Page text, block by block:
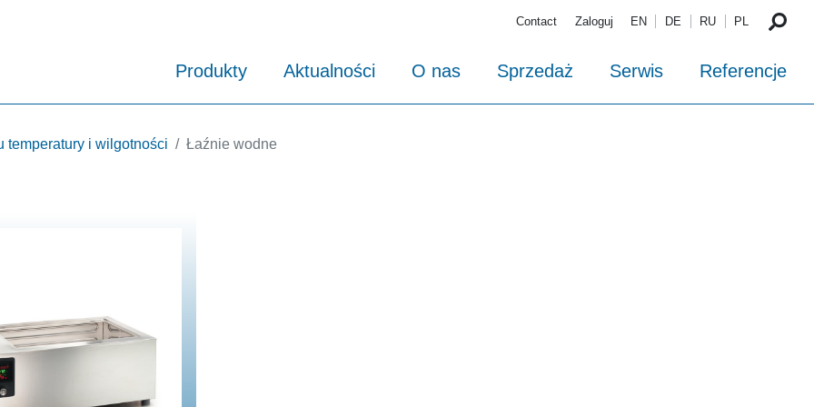
Contact Zaloguj EN DE RU PL
Produkty Aktualności O nas Sprzedaż Serwis Referencje
temperatury i wilgotności Łaźnie wodne